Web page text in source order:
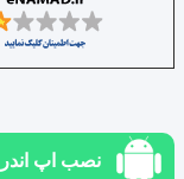
نصب اپ